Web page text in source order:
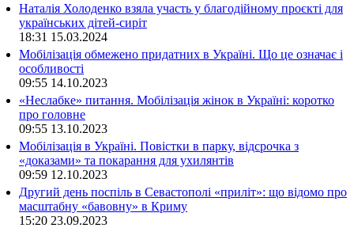
Наталія Холоденко взяла участь у благодійному проєкті для
українських дітей-сиріт
18:31 15.03.2024
Мобілізація обмежено придатних в Україні. Що це означає і
особливості
09:55 14.10.2023
«Неслабке» питання. Мобілізація жінок в Україні: коротко
про головне
09:55 13.10.2023
Мобілізація в Україні. Повістки в парку, відсрочка з
«доказами» та покарання для ухилянтів
09:59 12.10.2023
Другий день поспіль в Севастополі «приліт»: що відомо про
масштабну «бавовну» в Криму
15:20 23.09.2023